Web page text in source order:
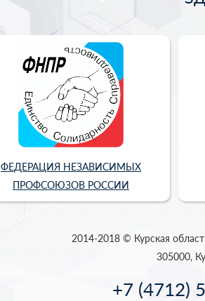
ФЕДЕРАЦИЯ НЕЗАВИСИМЫХ
ПРОФСОЮЗОВ РОССИИ
2014-2018 © Курская
305000,
+7 (4712)